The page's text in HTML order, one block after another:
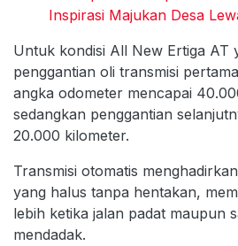
Inspirasi Majukan Desa
Untuk kondisi All New Ertiga AT
penggantian oli transmisi
angka odometer mencapai
sedangkan penggantian
20.000 kilometer.
Transmisi otomatis
yang halus tanpa hentakan,
lebih ketika jalan padat maupun
mendadak.